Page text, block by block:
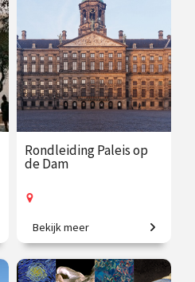
€ 65.00 / €
aug.
/ Op locatie of online
Rondleiding Paleis op
de Dam
Kom mee en ontdek het
mooiste stadhuis van de
Gouden Eeuw!
Bekijk meer